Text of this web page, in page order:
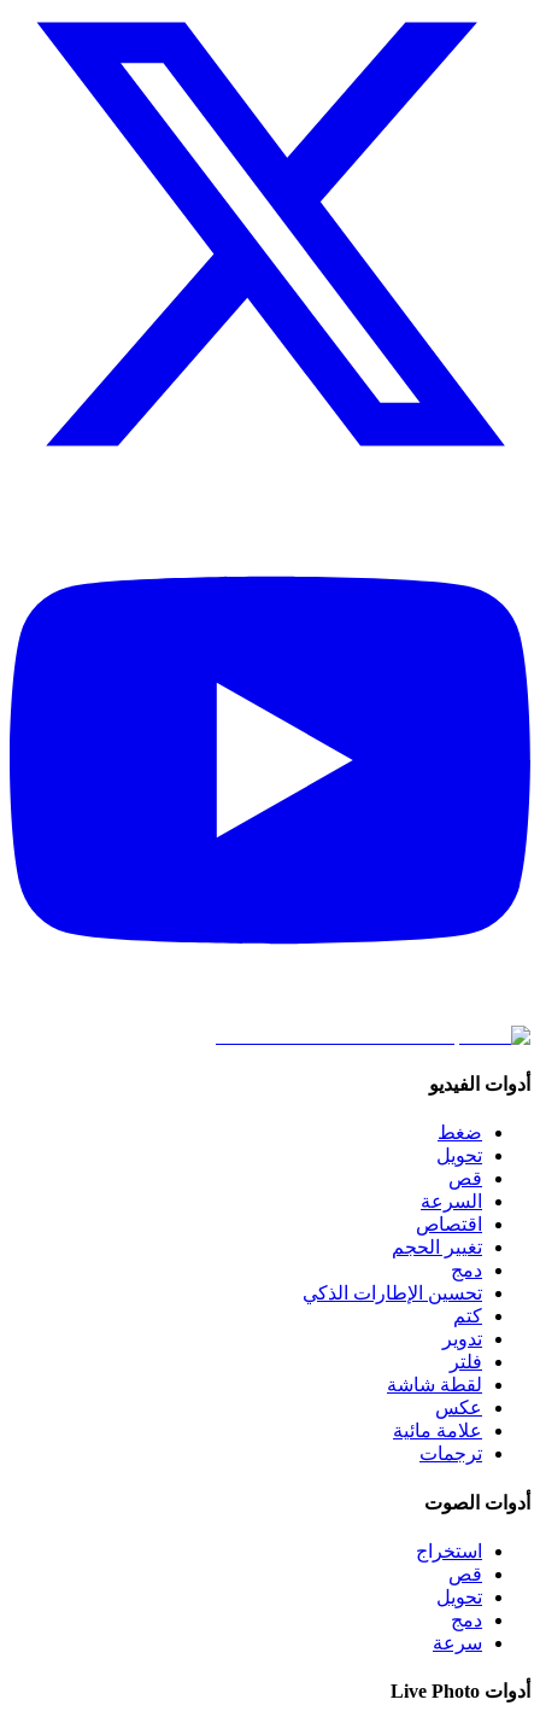
أدوات الفيديو
ضغط
تحويل
قص
السرعة
اقتصاص
تغيير الحجم
دمج
تحسين الإطارات الذكي
كتم
تدوير
فلتر
لقطة شاشة
عكس
علامة مائية
ترجمات
أدوات الصوت
استخراج
قص
تحويل
دمج
سرعة
أدوات Live Photo